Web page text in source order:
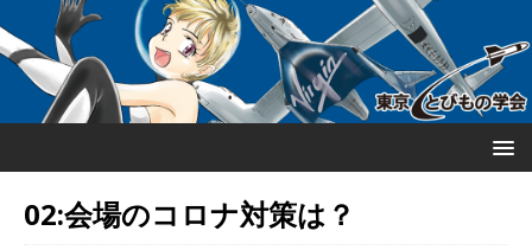
02:会場のコロナ対策は？